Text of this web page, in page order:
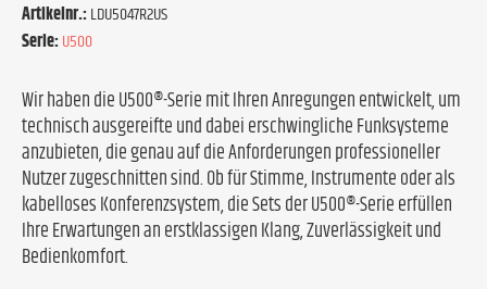
Artikelnr.:LDU5047R2US
Serie:U500
Wir haben die U500®-Serie mit Ihren Anregungen entwickelt, um
technisch ausgereifte und dabei erschwingliche Funksysteme
anzubieten, die genau auf die Anforderungen professioneller
Nutzer zugeschnitten sind. Ob für Stimme, Instrumente oder als
kabelloses Konferenzsystem, die Sets der U500®-Serie erfüllen
Ihre Erwartungen an erstklassigen Klang, Zuverlässigkeit und
Bedienkomfort.